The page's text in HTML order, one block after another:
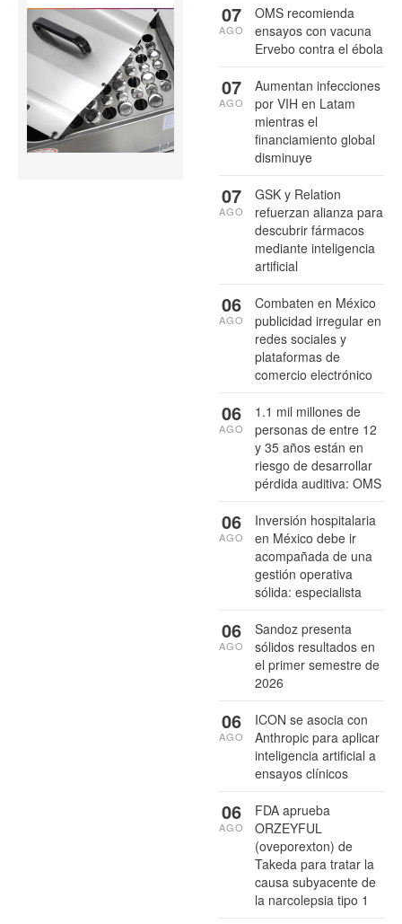
OMS recomienda
ensayos con vacuna
Ervebo contra el ébola
07
AGO
Aumentan infecciones
por VIH en Latam
mientras el
financiamiento global
disminuye
07
AGO
GSK y Relation
refuerzan alianza para
descubrir fármacos
mediante inteligencia
artificial
07
AGO
Combaten en México
publicidad irregular en
redes sociales y
plataformas de
comercio electrónico
06
AGO
1.1 mil millones de
personas de entre 12
y 35 años están en
riesgo de desarrollar
pérdida auditiva: OMS
06
AGO
Inversión hospitalaria
en México debe ir
acompañada de una
gestión operativa
sólida: especialista
06
AGO
Sandoz presenta
sólidos resultados en
el primer semestre de
2026
06
AGO
ICON se asocia con
Anthropic para aplicar
inteligencia artificial a
ensayos clínicos
06
AGO
FDA aprueba
ORZEYFUL
(oveporexton) de
Takeda para tratar la
causa subyacente de
la narcolepsia tipo 1
06
AGO